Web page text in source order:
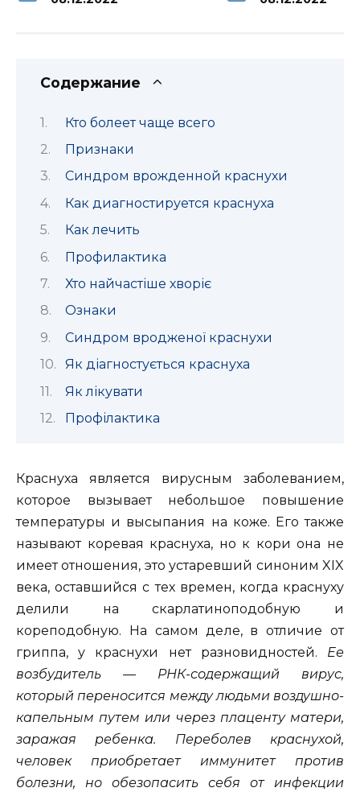
Содержание
Кто болеет чаще всего
Признаки
Синдром врожденной краснухи
Как диагностируется краснуха
Как лечить
Профилактика
Хто найчастіше хворіє
Ознаки
Синдром вродженої краснухи
Як діагностується краснуха
Як лікувати
Профілактика
Краснуха является вирусным заболеванием,
которое вызывает небольшое повышение
температуры и высыпания на коже. Его также
называют коревая краснуха, но к кори она не
имеет отношения, это устаревший синоним XIX
века, оставшийся с тех времен, когда краснуху
делили на скарлатиноподобную и
кореподобную. На самом деле, в отличие от
гриппа, у краснухи нет разновидностей. Ее
возбудитель — РНК-содержащий вирус,
который переносится между людьми воздушно-
капельным путем или через плаценту матери,
заражая ребенка. Переболев краснухой,
человек приобретает иммунитет против
болезни, но обезопасить себя от инфекции